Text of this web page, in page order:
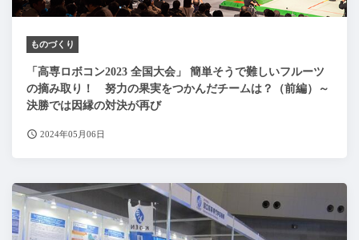
ものづくり
「高専ロボコン2023 全国大会」 簡単そうで難しいフルーツ
の摘み取り！ 努力の果実をつかんだチームは？（前編）～
決勝では因縁の対決が再び
2024年05月06日